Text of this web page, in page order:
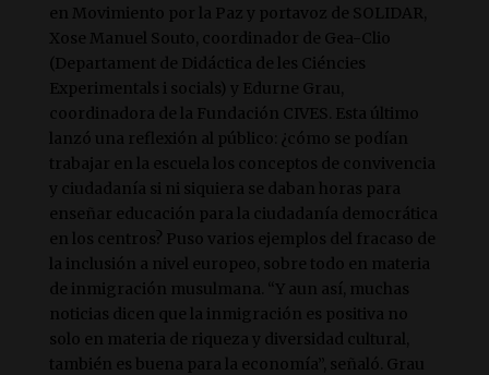
en Movimiento por la Paz y portavoz de SOLIDAR,
Xose Manuel Souto, coordinador de Gea-Clio
(Departament de Didáctica de les Ciéncies
Experimentals i socials) y Edurne Grau,
coordinadora de la Fundación CIVES. Esta último
lanzó una reflexión al público: ¿cómo se podían
trabajar en la escuela los conceptos de convivencia
y ciudadanía si ni siquiera se daban horas para
enseñar educación para la ciudadanía democrática
en los centros? Puso varios ejemplos del fracaso de
la inclusión a nivel europeo, sobre todo en materia
de inmigración musulmana. “Y aun así, muchas
noticias dicen que la inmigración es positiva no
solo en materia de riqueza y diversidad cultural,
también es buena para la economía”, señaló. Grau